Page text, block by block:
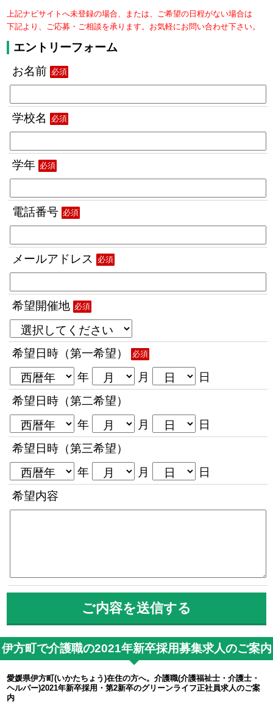
上記ナビサイトへ未登録の場合、または、ご希望の日程がない場合は
下記より、ご応募・ご相談を承ります。お気軽にお問い合わせ下さい。
エントリーフォーム
お名前 必須
学校名 必須
学年 必須
電話番号 必須
メールアドレス 必須
希望開催地 必須
希望日時（第一希望） 必須
年 月
日
希望日時（第二希望）
年
月
日
希望日時（第三希望）
年
月
日
希望内容
伊方町で介護職の2021年新卒採用募集求人のご案内
愛媛県伊方町(いかたちょう)在住の方へ。介護職(介護福祉士・介護士・
ヘルパー)2021年新卒採用・第2新卒のグリーンライフ正社員求人のご案
内